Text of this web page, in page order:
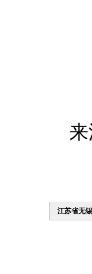
江苏省无